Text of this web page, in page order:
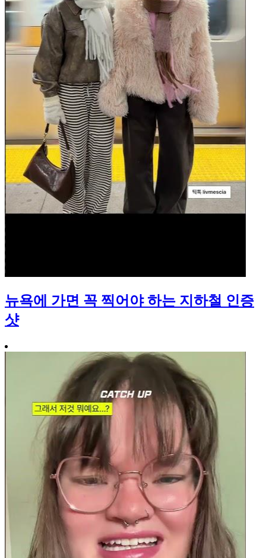
뉴욕에 가면 꼭 찍어야 하는 지하철 인증
샷